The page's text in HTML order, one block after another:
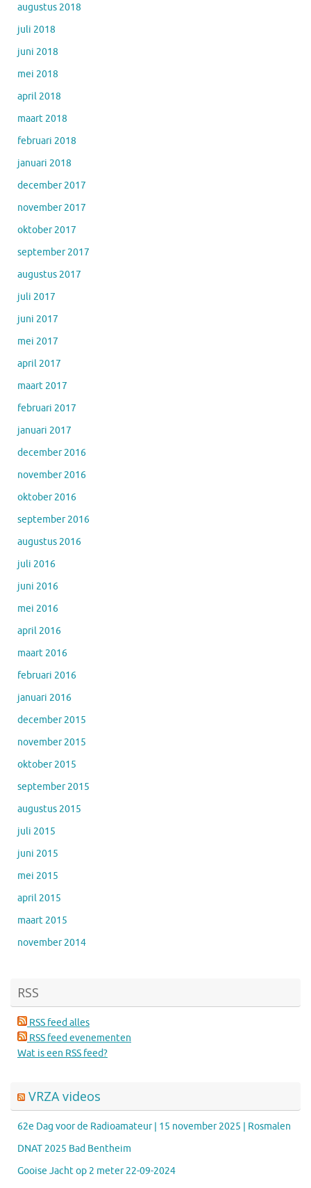
augustus 2018
juli 2018
juni 2018
mei 2018
april 2018
maart 2018
februari 2018
januari 2018
december 2017
november 2017
oktober 2017
september 2017
augustus 2017
juli 2017
juni 2017
mei 2017
april 2017
maart 2017
februari 2017
januari 2017
december 2016
november 2016
oktober 2016
september 2016
augustus 2016
juli 2016
juni 2016
mei 2016
april 2016
maart 2016
februari 2016
januari 2016
december 2015
november 2015
oktober 2015
september 2015
augustus 2015
juli 2015
juni 2015
mei 2015
april 2015
maart 2015
november 2014
RSS
RSS feed alles
RSS feed evenementen
Wat is een RSS feed?
VRZA videos
62e Dag voor de Radioamateur | 15 november 2025 | Rosmalen
DNAT 2025 Bad Bentheim
Gooise Jacht op 2 meter 22-09-2024